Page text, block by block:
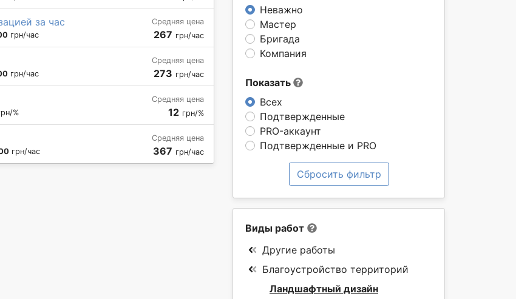
Неважно
Мастер
Бригада
Компания
Показать
Всех
Подтвержденные
PRO-аккаунт
Подтвержденные и PRO
Сбросить фильтр
за час
грн/час
Средняя цена
267 грн/час
грн/час
Средняя цена
273 грн/час
%
Средняя цена
12 грн/%
грн/час
Средняя цена
367 грн/час
Виды работ
Другие работы
Благоустройство территорий
Ландшафтный дизайн